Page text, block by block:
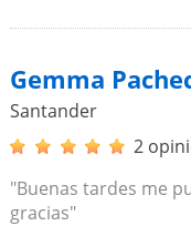
Gemma
Santander
2
"Buenas tardes me
gracias"